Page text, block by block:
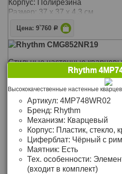
Корпус: Полирезина
Размер: 37 х 37 х 4,3 см
Цена: 9`760 Р
Rhythm CMG852NR19
Стильные настенные
производства RHYTHM
Механизм: Кварцевый
Материал: Пластик
Корпус: Пластик
Размер: 42 х 42 х 4 см
Цена: 3`490
Rhythm CMG774BR19
Оригинальные настенные
Rhythm
Артикул: 4MP748WR02
Бренд: Rhythm
Механизм: Кварцевый
Корпус: Пластик, стекло,
Циферблат: Чёрный с
Маятник: Есть
Тех. особенности:
(входит в комплект)